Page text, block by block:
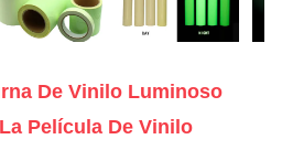
De Vinilo Luminoso
Película De Vinilo